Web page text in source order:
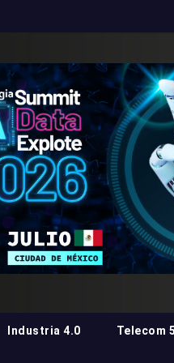
Industria 4.0 Telecom